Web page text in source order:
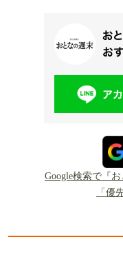
Google検索で『
「優